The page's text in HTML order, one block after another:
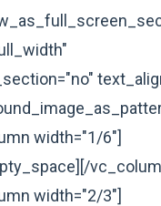
width="1/6"]
width="2/3"]